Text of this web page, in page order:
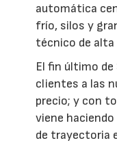
automática
frío, silos y
técnico de alta
El fin último de
clientes a las
precio; y con
viene
de trayectoria